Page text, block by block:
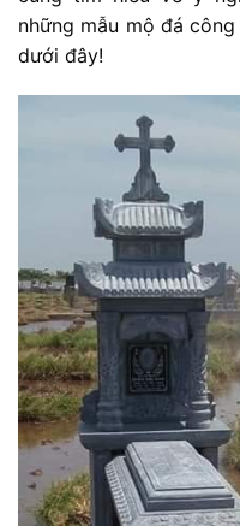
những mẫu mộ đá
dưới đây!